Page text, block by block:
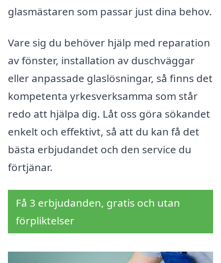
glasmästaren som passar just dina behov.
Vare sig du behöver hjälp med reparation
av fönster, installation av duschväggar
eller anpassade glaslösningar, så finns det
kompetenta yrkesverksamma som står
redo att hjälpa dig. Låt oss göra sökandet
enkelt och effektivt, så att du kan få det
bästa erbjudandet och den service du
förtjänar.
Få 3 erbjudanden, gratis och utan
förpliktelser